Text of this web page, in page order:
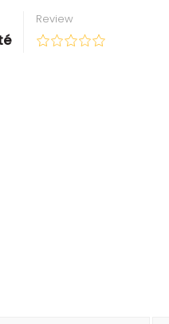
Review